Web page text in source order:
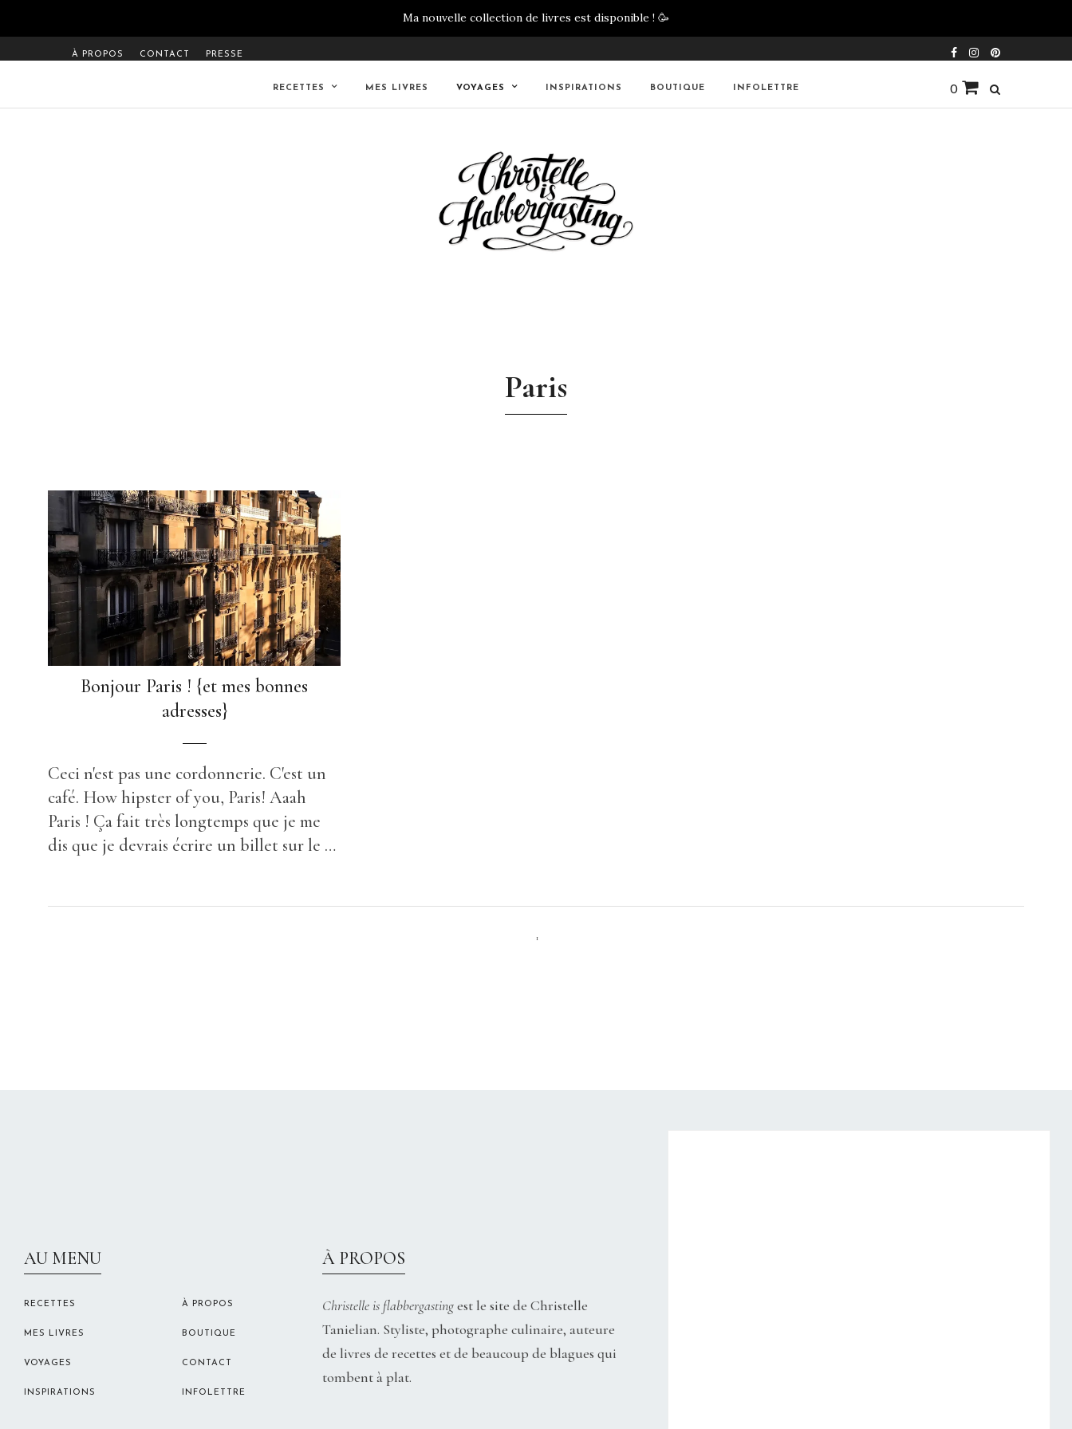
Ma nouvelle collection de livres est disponible ! 🥳
À PROPOS CONTACT PRESSE
RECETTES MES LIVRES VOYAGES INSPIRATIONS BOUTIQUE INFOLETTRE 0
Paris
Bonjour Paris ! {et mes bonnes
adresses}
Ceci n'est pas une cordonnerie. C'est un
café. How hipster of you, Paris! Aaah
Paris ! Ça fait très longtemps que je me
dis que je devrais écrire un billet sur le …
1
AU MENU
RECETTES
MES LIVRES
VOYAGES
INSPIRATIONS
À PROPOS
BOUTIQUE
CONTACT
INFOLETTRE
À PROPOS
Christelle is flabbergastingest le site de Christelle
Tanielian. Styliste, photographe culinaire, auteure
de livres de recettes et de beaucoup de blagues qui
tombent à plat.